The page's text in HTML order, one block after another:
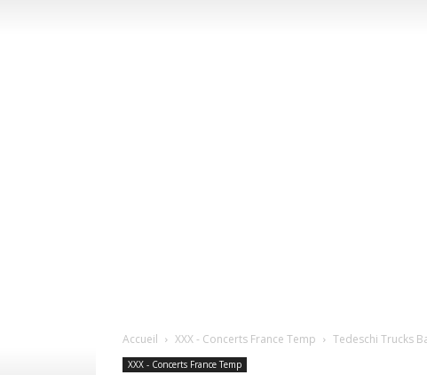
Accueil XXX - Concerts France Temp Tedeschi Trucks
XXX - Concerts France Temp